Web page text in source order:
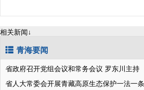
相关新闻↓
青海要闻
省政府召开党组会议和常务会议 罗东川主持
省人大常委会开展青藏高原生态保护一法一